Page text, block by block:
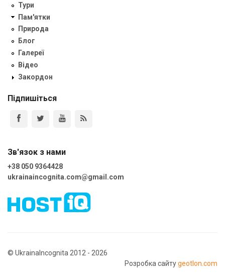
Тури
Пам'ятки
Природа
Блог
Галереї
Відео
Закордон
Підпишіться
Зв'язок з нами
+38 050 9364428
ukrainaincognita.com@gmail.com
© UkrainaIncognita 2012 - 2026
Розробка сайтуgeotlon.com